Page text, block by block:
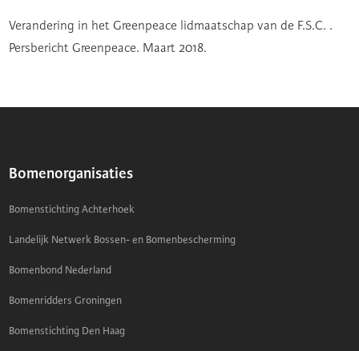
Verandering in het Greenpeace lidmaatschap van de F.S.C. .
Persbericht Greenpeace. Maart 2018.
Bomenorganisaties
Bomenstichting Achterhoek
Landelijk Netwerk Bossen- en Bomenbescherming
Bomenbond Nederland
Bomenridders Groningen
Bomenstichting Den Haag